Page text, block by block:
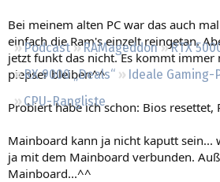
Podcast RAMageddon
RTX
RX 9000 „Deals“
Ideale Gaming-
CPU-Rangliste
Bei meinem alten PC war das auch
einfach die Ram's einzelt reingetan.
jetzt funkt das nicht. Es kommt immer
piepser bleiben^^
Probiert habe ich schon: Bios resettet,
Mainboard kann ja nicht kaputt sein...
ja mit dem Mainboard verbunden.
Mainboard...^^